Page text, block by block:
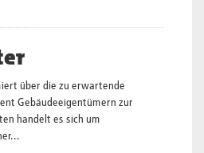
über die zu erwartende
Gebäudeeigentümern zur
handelt es sich um